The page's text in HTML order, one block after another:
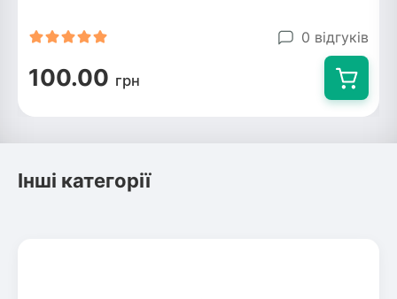
0 відгуків
100.00 грн
Інші категорії